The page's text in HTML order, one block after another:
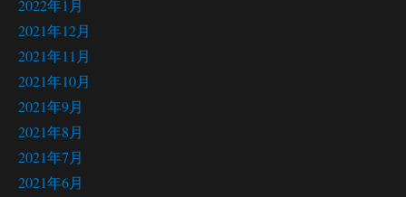
2022年1月
2021年12月
2021年11月
2021年10月
2021年9月
2021年8月
2021年7月
2021年6月